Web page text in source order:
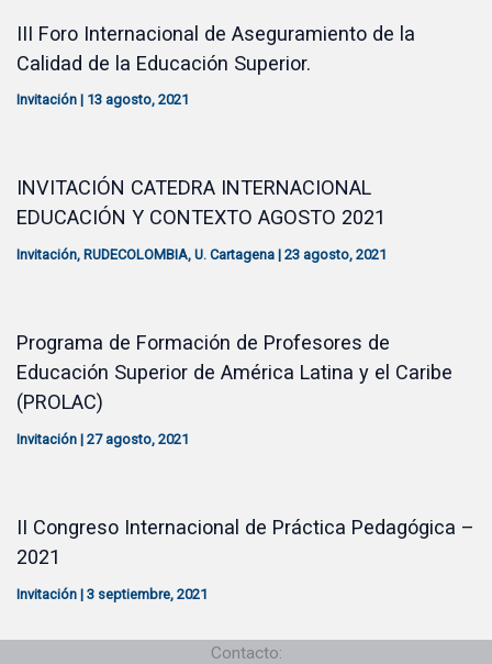
III Foro Internacional de Aseguramiento de la
Calidad de la Educación Superior.
Invitación | 13 agosto, 2021
INVITACIÓN CATEDRA INTERNACIONAL
EDUCACIÓN Y CONTEXTO AGOSTO 2021
Invitación, RUDECOLOMBIA, U. Cartagena | 23 agosto, 2021
Programa de Formación de Profesores de
Educación Superior de América Latina y el Caribe
(PROLAC)
Invitación | 27 agosto, 2021
II Congreso Internacional de Práctica Pedagógica –
2021
Invitación | 3 septiembre, 2021
Contacto: